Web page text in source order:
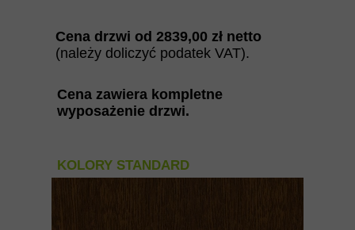
Cena zawiera kompletne
wyposażenie drzwi.
Cena drzwi od 2839,00 zł netto
(należy doliczyć podatek VAT).
KOLORY STANDARD